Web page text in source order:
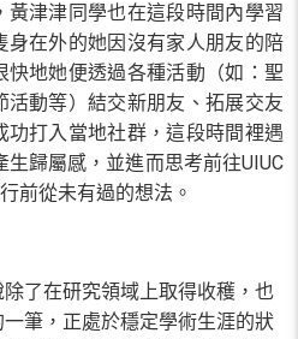
黃津津同學也在這段時間內學習
身在外的她因沒有家人朋友的陪
地她便透過各種活動（如：聖
動等）結交新朋友、拓展交友
功打入當地社群，這段時間裡遇
生歸屬感，並進而思考前往UIUC
前從未有過的想法。
了在研究領域上取得收穫，也
筆，正處於穩定學術生涯的狀